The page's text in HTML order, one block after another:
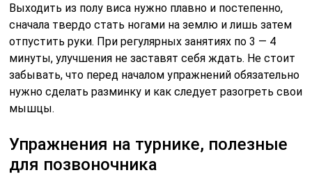
Выходить из полу виса нужно плавно и постепенно,
сначала твердо стать ногами на землю и лишь затем
отпустить руки. При регулярных занятиях по 3 — 4
минуты, улучшения не заставят себя ждать. Не стоит
забывать, что перед началом упражнений обязательно
нужно сделать разминку и как следует разогреть свои
мышцы.
Упражнения на турнике, полезные
для позвоночника